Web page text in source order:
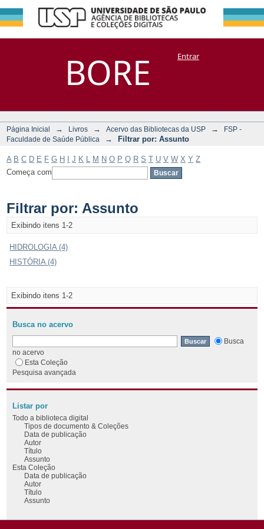
BORE
Filtrar por:
Assunto
DSpace/Manakin + CoriscoEntrar
Página Inicial → Livros → Acervo das Bibliotecas da USP →
FSP -
Faculdade de Saúde Pública
→ Filtrar por: Assunto
A B C D E F G H J K M N O P Q R S T U V W X Y Z
Começa com
Filtrar por: Assunto
Exibindo itens 1-2
HIDROLOGIA (4)
HISTÓRIA (4)
Exibindo itens 1-2
Busca no acervo
Busca
no acervo
Esta Coleção
Pesquisa avançada
Listar por
Todo a biblioteca digital
Tipos de documento & Coleções
Data de publicação
Autor
Título
Assunto
Esta Coleção
Data de publicação
Autor
Título
Assunto